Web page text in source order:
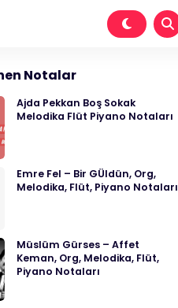
Notalar
Ajda Pekkan Boş Sokak
Melodika Flüt Piyano Notaları
Emre Fel – Bir GÜldün, Org,
Melodika, Flüt, Piyano Notaları
Müslüm Gürses – Affet
Keman, Org, Melodika, Flüt,
Piyano Notaları